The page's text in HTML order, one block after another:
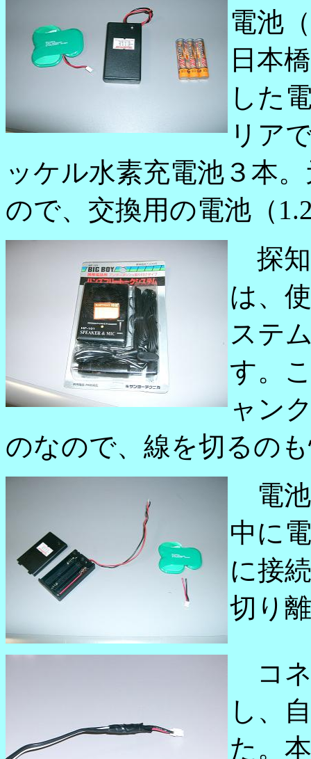
電池
日本
した
リア
ッケル水素充電池３本
ので、交換用の電池（
探知
は、
ステ
す。
ャン
のなので、線を切るの
電池
中に
に接
切り
コネ
し、
た。